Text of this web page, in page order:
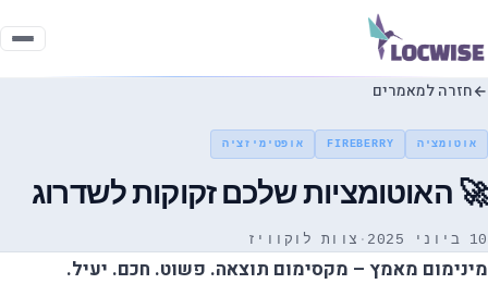
חזרה למאמרים
אוטומציה FIREBERRY אופטימיזציה
🚀 האוטומציות שלכם זקוקות לשדרוג
10 ביוני 2025 · צוות לוקוויז
מינימום מאמץ – מקסימום תוצאה. פשוט. חכם. יעיל.